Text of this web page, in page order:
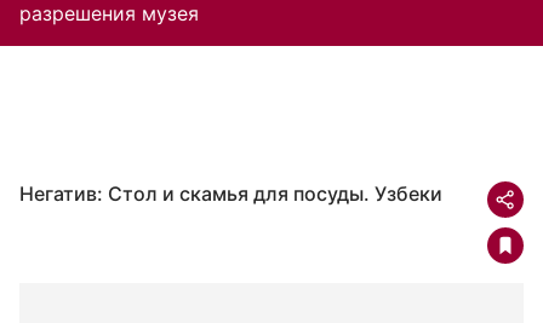
разрешения музея
Негатив: Стол и скамья для посуды. Узбеки